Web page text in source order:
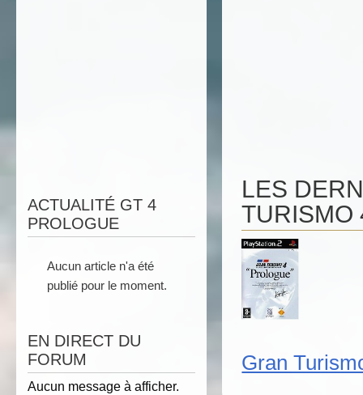
ACTUALITÉ GT 4
PROLOGUE
Aucun article n'a été
publié pour le moment.
EN DIRECT DU
FORUM
Aucun message à afficher.
LES
TURISMO
Gran